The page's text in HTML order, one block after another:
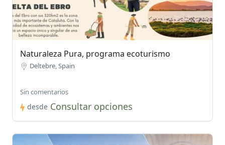
Naturaleza Pura, programa ecoturismo
Deltebre, Spain
Sin comentarios
desde Consultar opciones